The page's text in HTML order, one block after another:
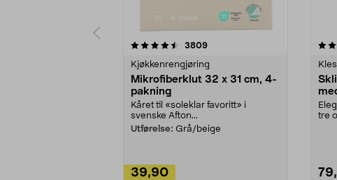
3809anmeldelser
Kjøkkenrengjøring
Mikrofiberklut 32 x 31 cm, 4-
pakning
Kåret til «soleklar favoritt» i
svenske Afton...
Utførelse: Grå/beige
39,90
4.5av 5 stjerner
tre